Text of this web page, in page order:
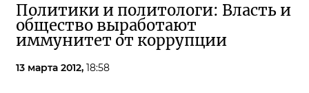
Политики и политологи: Власть и
общество выработают
иммунитет от коррупции
13 марта 2012, 18:58